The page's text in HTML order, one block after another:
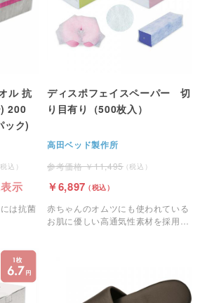
ル 抗
200
ック)
示
は抗菌
ディスポフェイスペーパー 切
り目有り（500枚入）
高田ベッド製作所
11,495
6,897
赤ちゃんのオムツにも使われている
お肌に優しい高通気性素材を採用し